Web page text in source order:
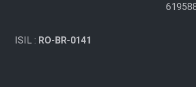
ISIL : RO-BR-0141